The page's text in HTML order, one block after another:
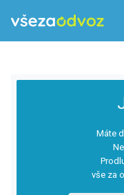
Máte
vše za